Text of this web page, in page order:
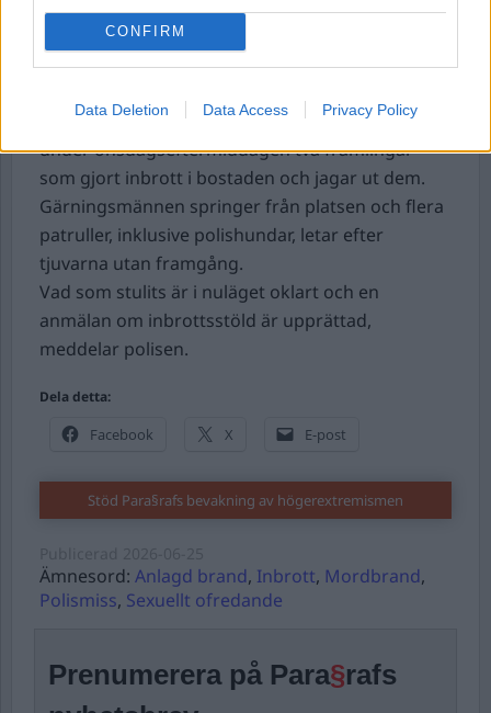
CONFIRM
Data Deletion Data Access Privacy Policy
Händelsen utreds som sexuellt ofredande, i
nuläget finns ingen misstänkt gripen.
Boende i en villa i Täby i Stockholm upptäcker
under onsdagseftermiddagen två främlingar
som gjort inbrott i bostaden och jagar ut dem.
Gärningsmännen springer från platsen och flera
patruller, inklusive polishundar, letar efter
tjuvarna utan framgång.
Vad som stulits är i nuläget oklart och en
anmälan om inbrottsstöld är upprättad,
meddelar polisen.
Dela detta:
Facebook X E-post
Stöd Para§rafs bevakning av högerextremismen
Ämnesord: Anlagd brand, Inbrott, Mordbrand,
Polismiss, Sexuellt ofredande
Prenumerera på Para§rafs